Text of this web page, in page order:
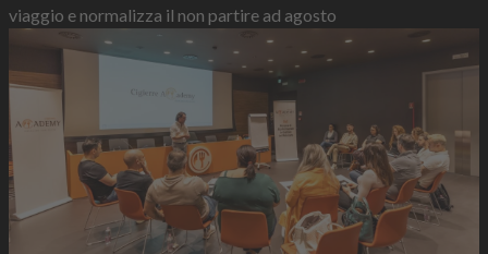
viaggio e normalizza il non partire ad agosto